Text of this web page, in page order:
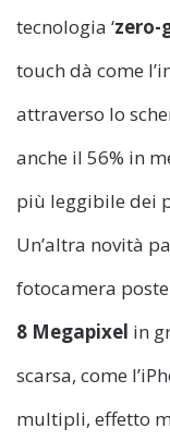
tecnologia ‘zero-
touch dà come
attraverso lo
anche il 56% in
più leggibile dei
Un’altra novità
fotocamera
8 Megapixel in
scarsa, come
multipli, effetto